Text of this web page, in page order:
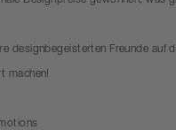
designbegeisterten Freunde auf
machen!